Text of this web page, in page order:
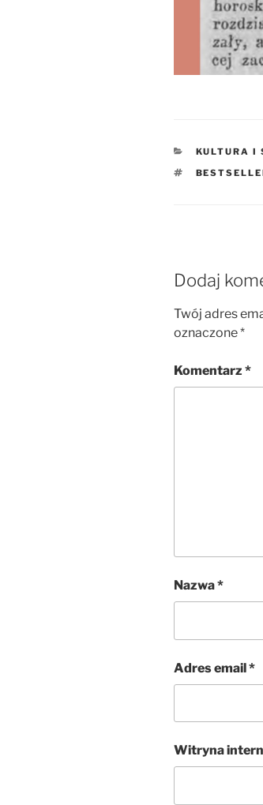
KATEGORIE
KULTURA I
TAGI
Dodaj
Twój adres
oznaczone*
Komentarz *
Nazwa*
Adres email*
Witryna